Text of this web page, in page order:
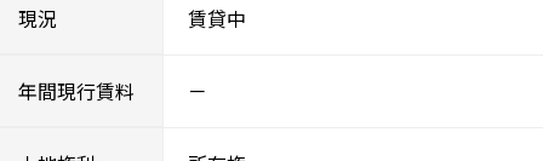
現況 賃貸中
年間現行賃料 －